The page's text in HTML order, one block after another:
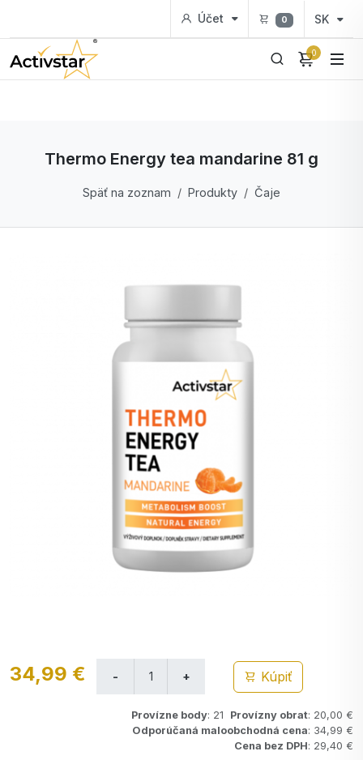
Účet 0 SK
0
Thermo Energy tea mandarine 81 g
Späť na zoznam Produkty Čaje
34,99 € Kúpiť
Provízne body: 21 Provízny obrat: 20,00 €
Odporúčaná maloobchodná cena: 34,99 €
Cena bez DPH: 29,40 €